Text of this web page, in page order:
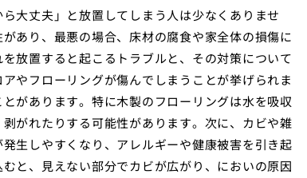
大丈夫」と放置してしまう人は少なくありませ
あり、最悪の場合、床材の腐食や家全体の損傷に
放置すると起こるトラブルと、その対策について
やフローリングが傷んでしまうことが挙げられま
があります。特に木製のフローリングは水を吸収
がれたりする可能性があります。次に、カビや雑
生しやすくなり、アレルギーや健康被害を引き起
と、見えない部分でカビが広がり、においの原因